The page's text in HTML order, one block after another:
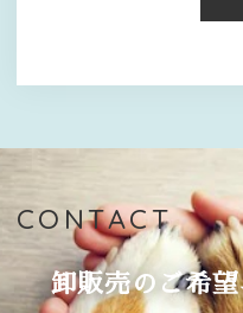
CONTACT
卸販売のご希望